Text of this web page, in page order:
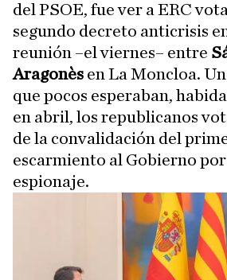
del PSOE, fue ver a ERC
segundo decreto anticrisis
reunión –el viernes– entre
Aragonès en La Moncloa.
que pocos esperaban,
en abril, los republicanos
de la convalidación del
escarmiento al Gobierno por
espionaje.